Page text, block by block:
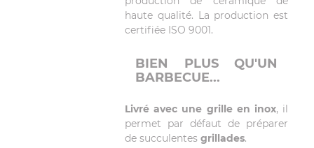
haute qualité. La production est
certifiée ISO 9001.
BIEN PLUS QU'UN
BARBECUE...
Livré avec une grille en inox, il
permet par défaut de préparer
de succulentes grillades.